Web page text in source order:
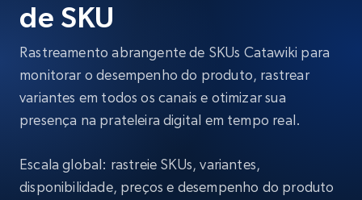
de SKU
Rastreamento abrangente de SKUs Catawiki para
monitorar o desempenho do produto, rastrear
variantes em todos os canais e otimizar sua
presença na prateleira digital em tempo real.
Escala global: rastreie SKUs, variantes,
disponibilidade, preços e desempenho do produto